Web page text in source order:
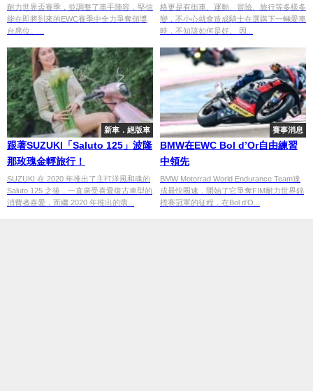
耐力世界盃賽季，並調整了車手陣容，堅信
能在即將到來的EWC賽季中全力爭奪頒獎
台席位。...
格更是有街車、運動、冒險、旅行等多樣多
變，不小心就會造成騎士在選購下一輛愛車
時，不知該如何是好。 因...
新車．絕版車
跟著SUZUKI「Saluto 125」波隆
那玫瑰金輕旅行！
SUZUKI 在 2020 年推出了主打洋風和魂的
Saluto 125 之後，一直廣受喜愛復古車型的
消費者喜愛，而繼 2020 年推出的翡...
賽事消息
BMW在EWC Bol d’Or自由練習
中領先
BMW Motorrad World Endurance Team達
成最快圈速，開始了它爭奪FIM耐力世界錦
標賽冠軍的征程，在Bol d’O...